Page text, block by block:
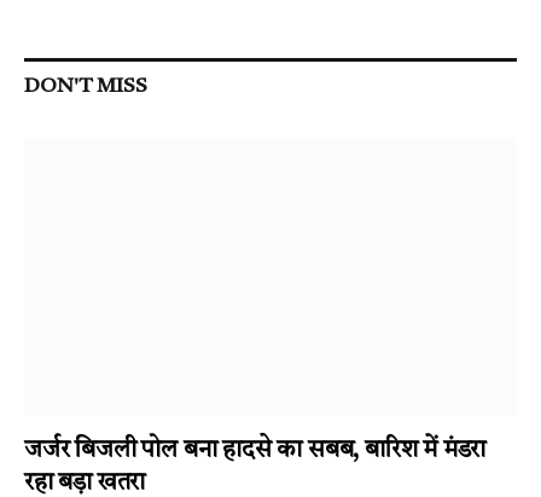
DON'T MISS
जर्जर बिजली पोल बना हादसे का सबब, बारिश में मंडरा
रहा बड़ा खतरा